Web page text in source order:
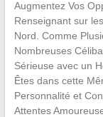
Augmentez Vos
Renseignant sur
Nord. Comme
Nombreuses
Sérieuse avec un
Êtes dans cette
Personnalité et
Attentes